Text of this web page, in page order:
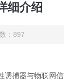
细介绍
：897
诱捕器与物联网信